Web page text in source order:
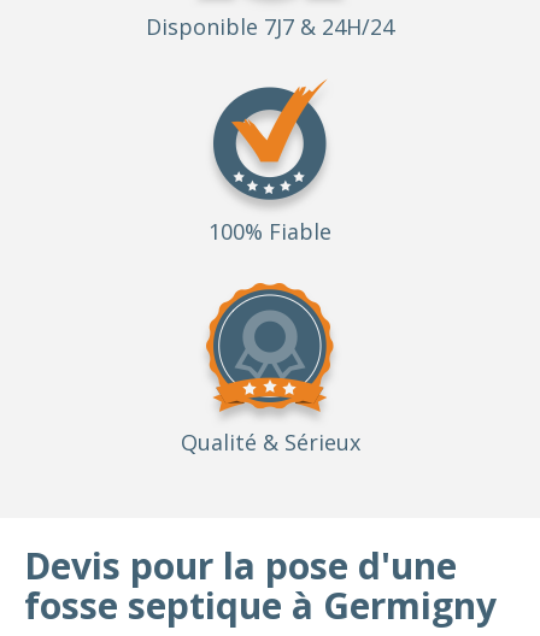
Disponible 7J7 & 24H/24
100% Fiable
Qualité & Sérieux
Devis pour la pose d'une
fosse septique à Germigny